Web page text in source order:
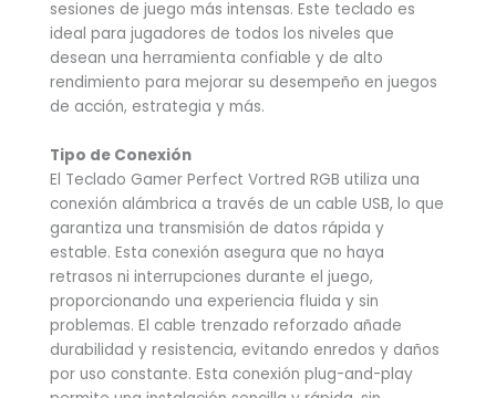
sesiones de juego más intensas. Este teclado es
ideal para jugadores de todos los niveles que
desean una herramienta confiable y de alto
rendimiento para mejorar su desempeño en juegos
de acción, estrategia y más.
Tipo de Conexión
El Teclado Gamer Perfect Vortred RGB utiliza una
conexión alámbrica a través de un cable USB, lo que
garantiza una transmisión de datos rápida y
estable. Esta conexión asegura que no haya
retrasos ni interrupciones durante el juego,
proporcionando una experiencia fluida y sin
problemas. El cable trenzado reforzado añade
durabilidad y resistencia, evitando enredos y daños
por uso constante. Esta conexión plug-and-play